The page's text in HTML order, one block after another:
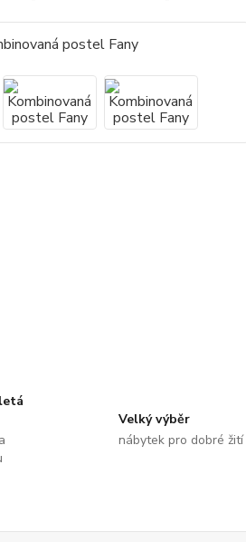
Velký výběr
nábytek pro dobré žití